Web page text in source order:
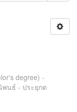
degree) -
พนธ์ - ประยุกต